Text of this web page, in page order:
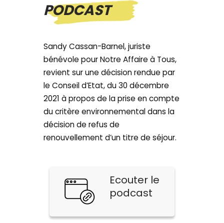
PODCAST
Sandy Cassan-Barnel, juriste
bénévole pour Notre Affaire à Tous,
revient sur une décision rendue par
le Conseil d’Etat, du 30 décembre
2021 à propos de la prise en compte
du critère environnemental dans la
décision de refus de
renouvellement d’un titre de séjour.
Ecouter le
podcast